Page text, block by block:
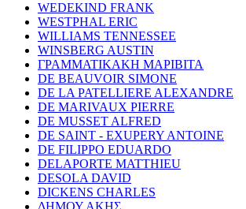
WEDEKIND FRANK
WESTPHAL ERIC
WILLIAMS TENNESSEE
WINSBERG AUSTIN
ΓΡΑΜΜΑΤΙΚΑΚΗ ΜΑΡΙΒΙΤΑ
DE BEAUVOIR SIMONE
DE LA PATELLIERE ALEXANDRE
DE MARIVAUX PIERRE
DE MUSSET ALFRED
DE SAINT - EXUPERY ANTOINE
DE FILIPPO EDUARDO
DELAPORTE MATTHIEU
DESOLA DAVID
DICKENS CHARLES
ΔΗΜΟΥ ΑΚΗΣ